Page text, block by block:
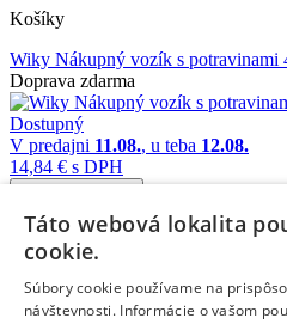
Košíky
Wiky Nákupný vozík s potravinami
Doprava zdarma
Dostupný
V predajni 11.08., u teba 12.08.
14,84 € s DPH
Porovnať
Blog De’Longhi ECAM450.65.S
Nový automatický kávovar Eletta
De'Longhi ponúka viac ako 50
Táto webová lokalita
cookie.
Súbory cookie používame na
návštevnosti. Informácie o vašom